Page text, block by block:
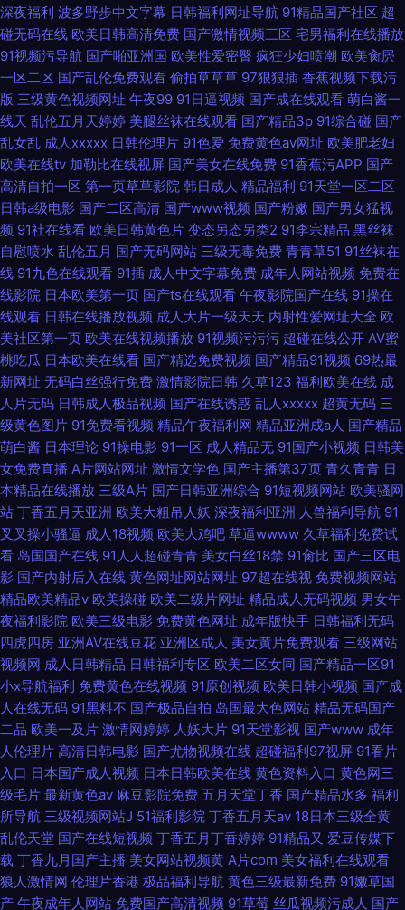
深夜福利 波多野步中文字幕 日韩福利网址导航 91精品国产社区 超
碰无码在线 欧美日韩高清免费 国产激情视频三区 宅男福利在线播放
91视频污导航 国产啪亚洲国 欧美性爱密臀 疯狂少妇喷潮 欧美肏屄
一区二区 国产乱伦免费观看 偷拍草草草 97狠狠插 香蕉视频下载污
版 三级黄色视频网址 午夜99 91日逼视频 国产成在线观看 萌白酱一
线天 乱伦五月天婷婷 美腿丝袜在线观看 国产精品3p 91综合碰 国产
乱女乱 成人xxxxx 日韩伦理片 91色爱 免费黄色av网址 欧美肥老妇
欧美在线tv 加勒比在线视屏 国产美女在线免费 91香蕉污APP 国产
高清自拍一区 第一页草草影院 韩日成人 精品福利 91天堂一区二区
日韩a级电影 国产二区高清 国产www视频 国产粉嫩 国产男女猛视
频 91社在线看 欧美日韩黄色片 变态另态另类2 91李宗精品 黑丝袜
自慰喷水 乱伦五月 国产无码网站 三级无毒免费 青青草51 91丝袜在
线 91九色在线观看 91插 成人中文字幕免费 成年人网站视频 免费在
线影院 日本欧美第一页 国产ts在线观看 午夜影院国产在线 91操在
线观看 日韩在线播放视频 成人大片一级天天 内射性爱网址大全 欧
美社区第一页 欧美在线视频播放 91视频污污污 超碰在线公开 AV蜜
桃吃瓜 日本欧美在线看 国产精选免费视频 国产精品91视频 69热最
新网址 无码白丝强行免费 激情影院日韩 久草123 福利欧美在线 成
人片无码 日韩成人极品视频 国产在线诱惑 乱人xxxxx 超黄无码 三
级黄色图片 91免费看视频 精品午夜福利网 精品亚洲成a人 国产精品
萌白酱 日本理论 91操电影 91一区 成人精品无 91国产小视频 日韩美
女免费直播 A片网站网址 激情文学色 国产主播第37页 青久青青 日
本精品在线播放 三级A片 国产日韩亚洲综合 91短视频网站 欧美骚网
站 丁香五月天亚洲 欧美大粗吊人妖 深夜福利亚洲 人兽福利导航 91
叉叉操小骚逼 成人18视频 欧美大鸡吧 草逼wwww 久草福利免费试
看 岛国国产在线 91人人超碰青青 美女白丝18禁 91肏比 国产三区电
影 国产内射后入在线 黄色网址网站网址 97超在线视 免费视频网站
精品欧美精品v 欧美操碰 欧美二级片网址 精品成人无码视频 男女午
夜福利影院 欧美三级电影 免费黄色网址 成年版快手 日韩福利无码
四虎四房 亚洲AV在线豆花 亚洲区成人 美女黄片免费观看 三级网站
视频网 成人日韩精品 日韩福利专区 欧美二区女同 国产精品一区91
小x导航福利 免费黄色在线视频 91原创视频 欧美日韩小视频 国产成
人在线无码 91黑料不 国产极品自拍 岛国最大色网站 精品无码国产
二品 欧美一及片 激情网婷婷 人妖大片 91天堂影视 国产www 成年
人伦理片 高清日韩电影 国产尤物视频在线 超碰福利97视屏 91看片
入口 日本国产成人视频 日本日韩欧美在线 黄色资料入口 黄色网三
级毛片 最新黄色av 麻豆影院免费 五月天堂丁香 国产精品水多 福利
所导航 三级视频网站J 51福利影院 丁香五月天av 18日本三级全黄
乱伦天堂 国产在线短视频 丁香五月丁香婷婷 91精品又 爱豆传媒下
载 丁香九月国产主播 美女网站视频黄 A片com 美女福利在线观看
狼人激情网 伦理片香港 极品福利导航 黄色三级最新免费 91嫩草国
产 午夜成年人网站 免费国产高清视频 91草莓 丝瓜视频污成人 国产